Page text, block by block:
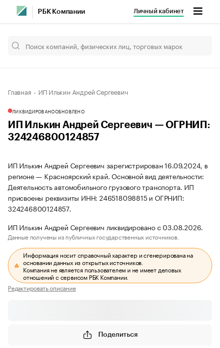
РБК Компании Личный кабинет
Главная ИП Илькин Андрей Сергеевич
ЛИКВИДИРОВАНООБНОВЛЕНО
ИП Илькин Андрей Сергеевич — ОГРНИП:
324246800124857
ИП Илькин Андрей Сергеевич зарегистрирован 16.09.2024, в
регионе — Красноярский край. Основной вид деятельности:
Деятельность автомобильного грузового транспорта. ИП
присвоены реквизиты ИНН: 246518098815 и ОГРНИП:
324246800124857.
ИП Илькин Андрей Сергеевич ликвидировано с 03.08.2026.
Данные получены из публичных государственных источников.
Информация носит справочный характер и сгенерирована на
основании данных из открытых источников.
Компания не является пользователем и не имеет деловых
отношений с сервисом РБК Компании.
Редактировать описание
Поделиться